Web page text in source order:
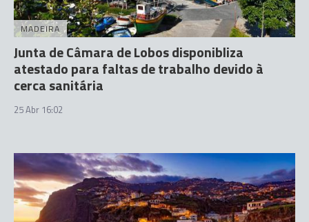
MADEIRA
Junta de Câmara de Lobos disponibliza
atestado para faltas de trabalho devido à
cerca sanitária
25 Abr 16:02